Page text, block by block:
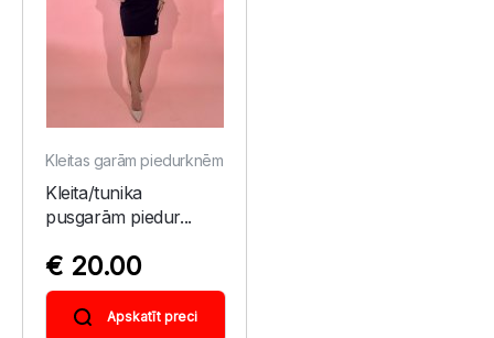
Kleitas garām piedurknēm
Kleita/tunika
pusgarām piedur...
€ 20.00
Apskatīt preci